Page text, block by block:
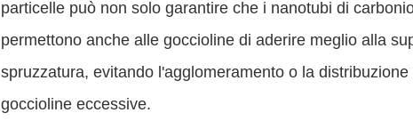
particelle può non solo garantire che i nanotubi di
permettono anche alle goccioline di aderire meglio alla
spruzzatura, evitando l'agglomeramento o la
goccioline eccessive.